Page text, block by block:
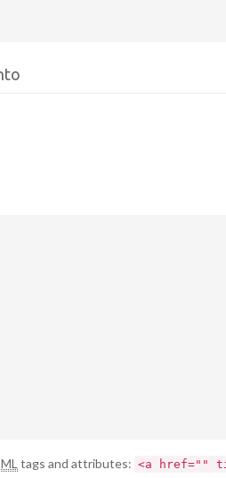
tags and attributes: <a href=""